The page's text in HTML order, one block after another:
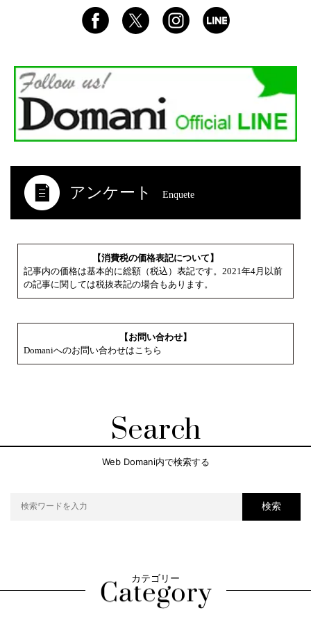
アンケート Enquete
【消費税の価格表記について】
記事内の価格は基本的に総額（税込）表記です。2021年4月以前
の記事に関しては税抜表記の場合もあります。
【お問い合わせ】
Domaniへのお問い合わせはこちら
Search
Web Domani内で検索する
検索
カテゴリー